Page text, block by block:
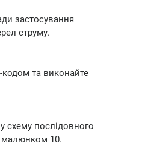
застосування
струму.
кодом та виконайте
схему послідовного
малюнком 10.